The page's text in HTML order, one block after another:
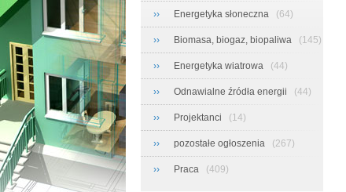
›› Energetyka słoneczna (64)
›› Biomasa, biogaz, biopaliwa (145)
›› Energetyka wiatrowa (44)
›› Odnawialne źródła energii (44)
›› Projektanci (14)
›› pozostałe ogłoszenia (267)
›› Praca (409)